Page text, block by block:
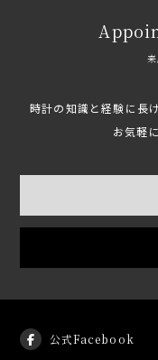
時計の知識と経験に長
お気軽
公式Facebook